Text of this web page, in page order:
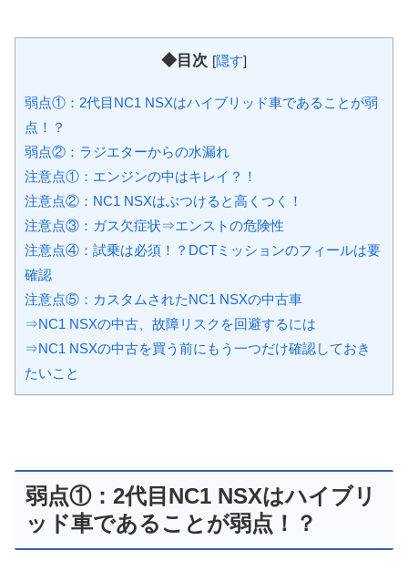
◆目次 [隠す]
弱点①：2代目NC1 NSXはハイブリッド車であることが弱
点！？
弱点②：ラジエターからの水漏れ
注意点①：エンジンの中はキレイ？！
注意点②：NC1 NSXはぶつけると高くつく！
注意点③：ガス欠症状⇒エンストの危険性
注意点④：試乗は必須！？DCTミッションのフィールは要
確認
注意点⑤：カスタムされたNC1 NSXの中古車
⇒NC1 NSXの中古、故障リスクを回避するには
⇒NC1 NSXの中古を買う前にもう一つだけ確認しておき
たいこと
弱点①：2代目NC1 NSXはハイブリ
ッド車であることが弱点！？